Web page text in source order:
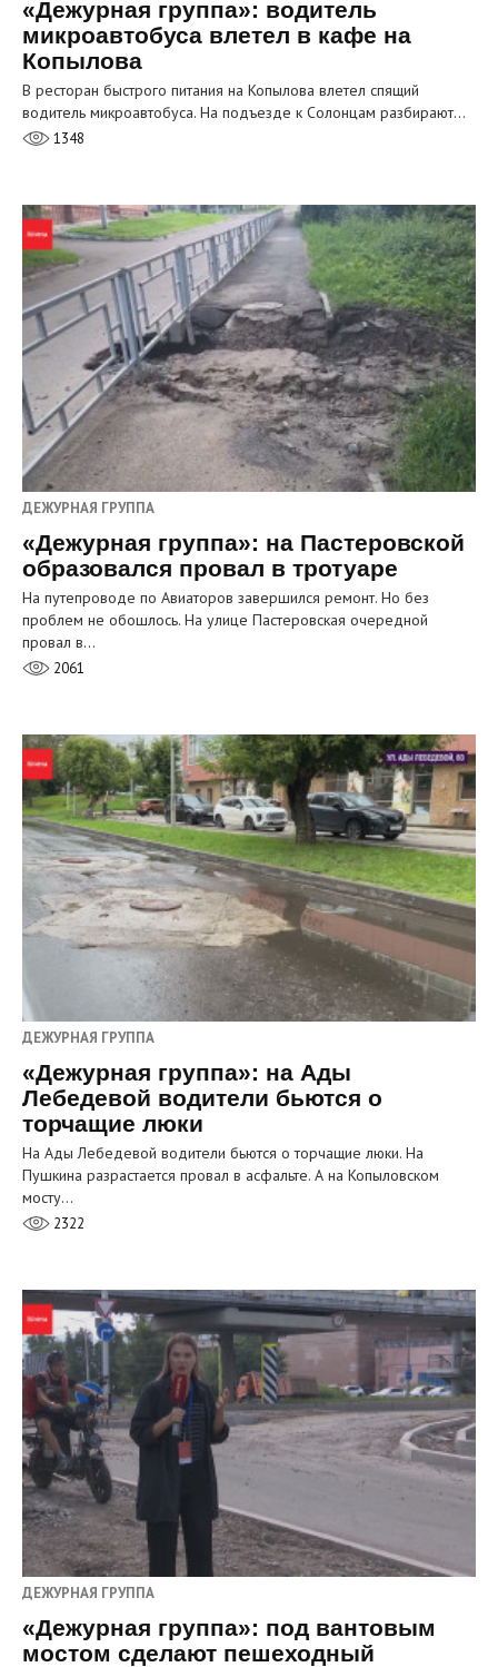
«Дежурная группа»: водитель
микроавтобуса влетел в кафе на
Копылова
В ресторан быстрого питания на Копылова влетел спящий
водитель микроавтобуса. На подъезде к Солонцам разбирают…
1348
ДЕЖУРНАЯ ГРУППА
«Дежурная группа»: на Пастеровской
образовался провал в тротуаре
На путепроводе по Авиаторов завершился ремонт. Но без
проблем не обошлось. На улице Пастеровская очередной
провал в…
2061
ДЕЖУРНАЯ ГРУППА
«Дежурная группа»: на Ады
Лебедевой водители бьются о
торчащие люки
На Ады Лебедевой водители бьются о торчащие люки. На
Пушкина разрастается провал в асфальте. А на Копыловском
мосту…
2322
ДЕЖУРНАЯ ГРУППА
«Дежурная группа»: под вантовым
мостом сделают пешеходный